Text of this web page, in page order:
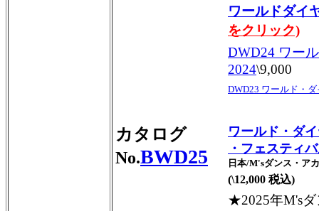
ワールドダイ
をクリック)
DWD24 ワー
2024\9,000
DWD23 ワールド・
カタログ
No.BWD25
ワールド・ダ
・フェスティ
日本/M'sダンス・ア
(\12,000 税込)
★2025年M'sダ